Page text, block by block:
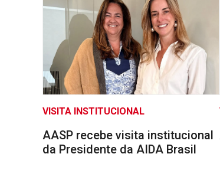
VISITA INSTITUCIONAL
AASP recebe visita institucional
da Presidente da AIDA Brasil